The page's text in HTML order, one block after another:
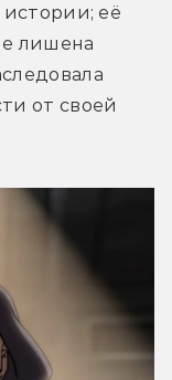
истории; её
лишена
от своей